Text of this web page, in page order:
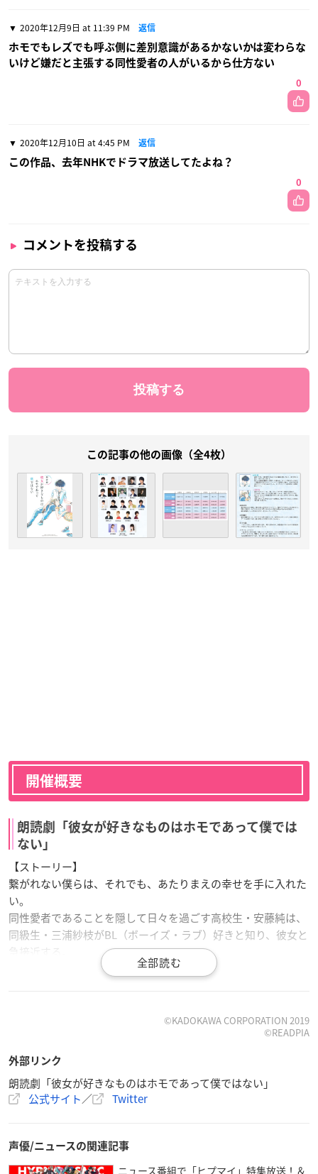
2020年12月9日 at 11:39 PM 返信
ホモでもレズでも呼ぶ側に差別意識があるかないかは変わらな
いけど嫌だと主張する同性愛者の人がいるから仕方ない
0
2020年12月10日 at 4:45 PM 返信
この作品、去年NHKでドラマ放送してたよね？
0
コメントを投稿する
この記事の他の画像（全4枚）
開催概要
朗読劇「彼女が好きなものはホモであって僕では
ない」
【ストーリー】
繋がれない僕らは、それでも、あたりまえの幸せを手に入れた
い。
同性愛者であることを隠して日々を過ごす高校生・安藤純は、
同級生・三浦紗枝がBL（ボーイズ・ラブ）好きと知り、彼女と
急接近する。
しかし、純には既婚の中年男性のパートナーがいて……。
……様々な事情を抱えた者たちに囲まれた日々の中で、ふたり
決して交わることのない少年と少女が、壊れそうな関係を必死
に守ろうとする姿を追う感動の青春群像劇。
【公演日程】
公演
©KADOKAWA CORPORATION 2019
©READPIA
外部リンク
朗読劇「彼女が好きなものはホモであって僕ではない」
公式サイト／ Twitter
声優/ニュースの関連記事
ニュース番組で「ヒプマイ」特集放送！＆